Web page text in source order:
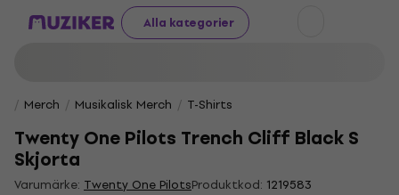
Alla kategorier
Merch Musikalisk Merch T-Shirts
Twenty One Pilots Trench Cliff Black S
Skjorta
Varumärke: Twenty One PilotsProduktkod: 1219583